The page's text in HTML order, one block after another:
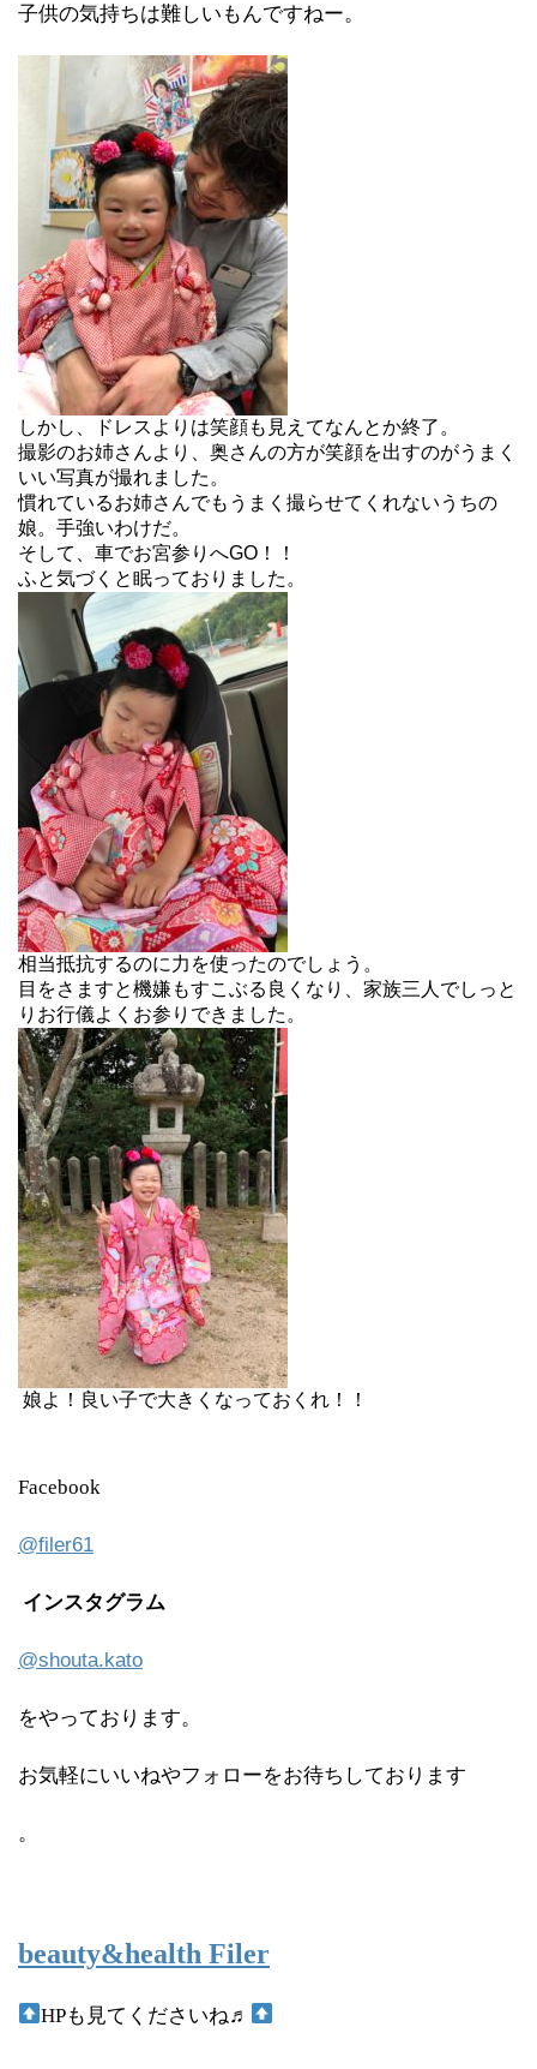
子供の気持ちは難しいもんですねー。
しかし、ドレスよりは笑顔も見えてなんとか終了。
撮影のお姉さんより、奥さんの方が笑顔を出すのがうまく
いい写真が撮れました。
慣れているお姉さんでもうまく撮らせてくれないうちの
娘。手強いわけだ。
そして、車でお宮参りへGO！！
ふと気づくと眠っておりました。
相当抵抗するのに力を使ったのでしょう。
目をさますと機嫌もすこぶる良くなり、家族三人でしっと
りお行儀よくお参りできました。
娘よ！良い子で大きくなっておくれ！！
Facebook
@filer61
インスタグラム
@shouta.kato
をやっております。
お気軽にいいねやフォローをお待ちしております
。
beauty&health Filer
HPも見てくださいね♬